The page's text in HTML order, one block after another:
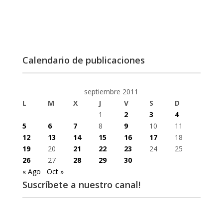
Calendario de publicaciones
septiembre 2011
L
M X J V S
D
1
2 3
4
5
6 7 8 9 10
11
12
13 14 15 16 17
18
19
20 21 22 23 24
25
26
27 28 29
30
« Ago
Oct »
Suscríbete a nuestro canal!